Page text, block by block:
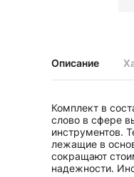
Ретиноскопы и
Запасные части
Стетоскопы
Описание
Комплект в
слово в сфере
инструментов.
лежащие в
сокращают
надежности.